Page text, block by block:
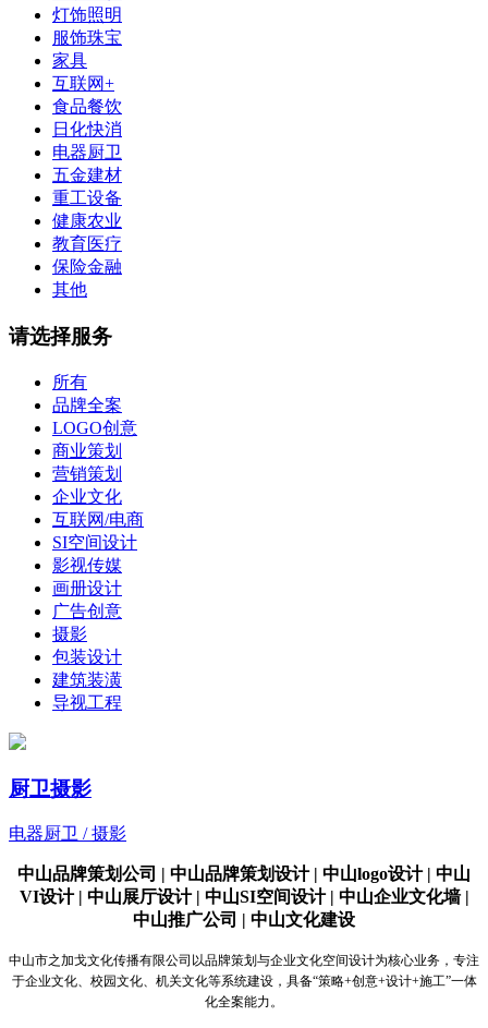
灯饰照明
服饰珠宝
家具
互联网+
食品餐饮
日化快消
电器厨卫
五金建材
重工设备
健康农业
教育医疗
保险金融
其他
请选择服务
所有
品牌全案
LOGO创意
商业策划
营销策划
企业文化
互联网/电商
SI空间设计
影视传媒
画册设计
广告创意
摄影
包装设计
建筑装潢
导视工程
厨卫摄影
电器厨卫 / 摄影
中山品牌策划公司 | 中山品牌策划设计 | 中山logo设计 | 中山
VI设计 | 中山展厅设计 | 中山SI空间设计 | 中山企业文化墙 |
中山推广公司 | 中山文化建设
中山市之加戈文化传播有限公司以品牌策划与企业文化空间设计为核心业务，专注
于企业文化、校园文化、机关文化等系统建设，具备“策略+创意+设计+施工”一体
化全案能力。